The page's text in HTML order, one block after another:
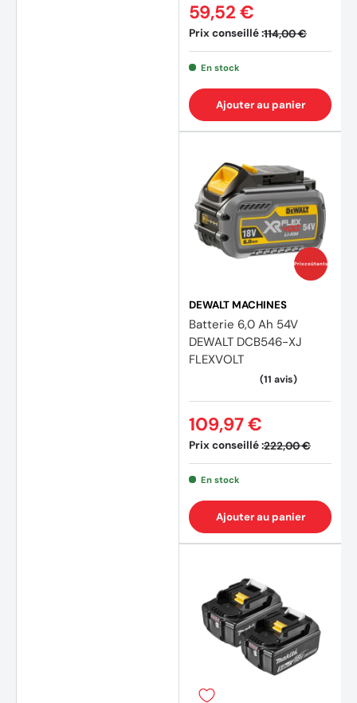
Prix conseillé :114,00 €
59,52 €
En stock
Ajouter au panier
Prix coûtants
DEWALT MACHINES
Batterie 6,0 Ah 54V
DEWALT DCB546-XJ
FLEXVOLT
Prix conseillé :222,00 €
109,97 €
En stock
Ajouter au panier